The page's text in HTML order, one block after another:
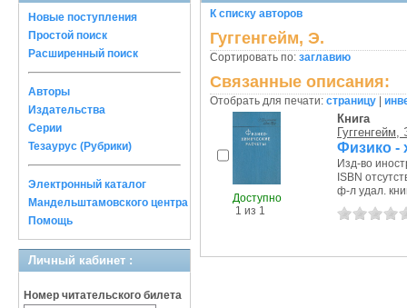
Новые поступления
Простой поиск
Расширенный поиск
Авторы
Издательства
Серии
Тезаурус (Рубрики)
Электронный каталог
Мандельштамовского центра
Помощь
Личный кабинет :
Номер читательского билета
К списку авторов
Гуггенгейм, Э.
Сортировать по: заглавию
Связанные описания:
Отобрать для печати: страницу
Доступно
1 из 1
Книга
Гуггенгейм,
Физико -
Изд-во
ISBN
ф-л удал.